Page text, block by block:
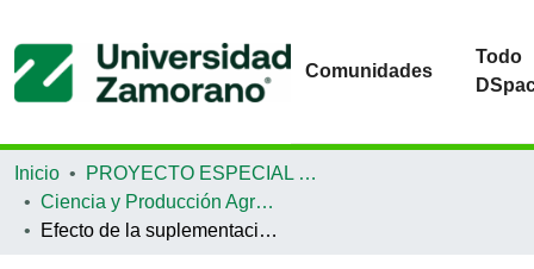
Comunidades
Todo
Inicio
PROYECTO ESPECIAL DE GRADUACIÓN
Ciencia y Producción Agropecuaria
Efecto de la suplementación con Ronozyme ProAct® en las dietas de pollos de engorde